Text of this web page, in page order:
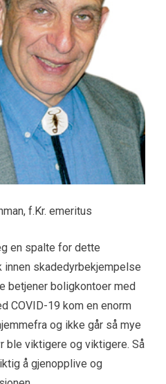
f.Kr. emeritus
en spalte for dette
skadedyrbekjempelse
betjener boligkontoer med
COVID-19 kom en enorm
og ikke går så mye
ble viktigere og viktigere. Så
å gjenopplive og